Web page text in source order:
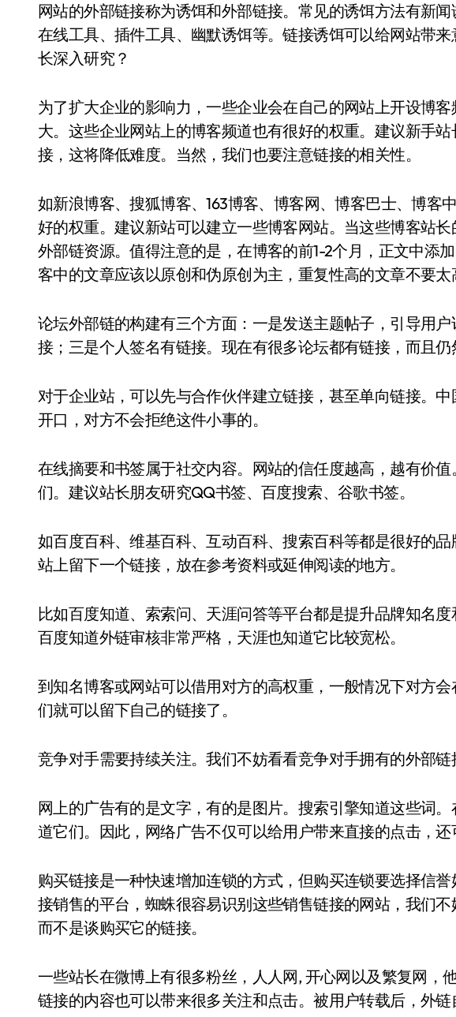
网站的外部链接称为诱饵和外部链接。常见的诱饵方法有新闻
在线工具、插件工具、幽默诱饵等。链接诱饵可以给网站带
长深入研究？
为了扩大企业的影响力，一些企业会在自己的网站上开设博
大。这些企业网站上的博客频道也有很好的权重。建议新手
接，这将降低难度。当然，我们也要注意链接的相关性。
如新浪博客、搜狐博客、163博客、博客网、博客巴士、博客
好的权重。建议新站可以建立一些博客网站。当这些博客站
外部链资源。值得注意的是，在博客的前1-2个月，正文中添
客中的文章应该以原创和伪原创为主，重复性高的文章不要太
论坛外部链的构建有三个方面：一是发送主题帖子，引导用
接；三是个人签名有链接。现在有很多论坛都有链接，而且仍
对于企业站，可以先与合作伙伴建立链接，甚至单向链接。
开口，对方不会拒绝这件小事的。
在线摘要和书签属于社交内容。网站的信任度越高，越有价
们。建议站长朋友研究QQ书签、百度搜索、谷歌书签。
如百度百科、维基百科、互动百科、搜索百科等都是很好的
站上留下一个链接，放在参考资料或延伸阅读的地方。
比如百度知道、索索问、天涯问答等平台都是提升品牌知名
百度知道外链审核非常严格，天涯也知道它比较宽松。
到知名博客或网站可以借用对方的高权重，一般情况下对方
们就可以留下自己的链接了。
竞争对手需要持续关注。我们不妨看看竞争对手拥有的外部链
网上的广告有的是文字，有的是图片。搜索引擎知道这些词
道它们。因此，网络广告不仅可以给用户带来直接的点击，还
购买链接是一种快速增加连锁的方式，但购买连锁要选择信
接销售的平台，蜘蛛很容易识别这些销售链接的网站，我们不
而不是谈购买它的链接。
一些站长在微博上有很多粉丝，人人网, 开心网以及繁复网，
链接的内容也可以带来很多关注和点击。被用户转载后，外链